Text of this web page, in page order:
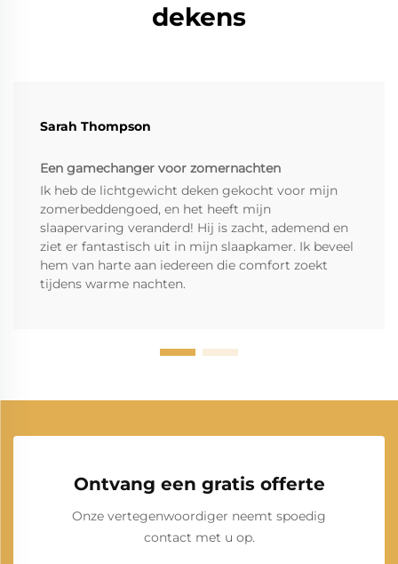
dekens
Sarah Thompson
Een gamechanger voor zomernachten
Ik heb de lichtgewicht deken gekocht voor mijn
zomerbeddengoed, en het heeft mijn
slaapervaring veranderd! Hij is zacht, ademend en
ziet er fantastisch uit in mijn slaapkamer. Ik beveel
hem van harte aan iedereen die comfort zoekt
tijdens warme nachten.
Ontvang een gratis offerte
Onze vertegenwoordiger neemt spoedig
contact met u op.